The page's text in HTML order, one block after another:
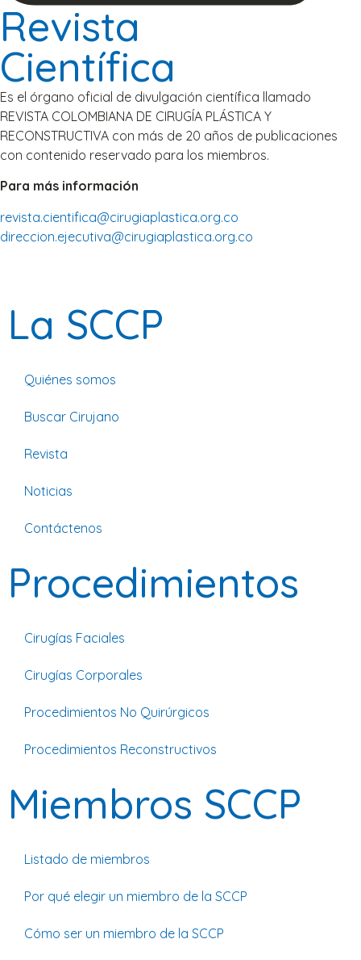
Revista
Científica
Es el órgano oficial de divulgación científica llamado
REVISTA COLOMBIANA DE CIRUGÍA PLÁSTICA Y
RECONSTRUCTIVA con más de 20 años de publicaciones
con contenido reservado para los miembros.
Para más información
revista.cientifica@cirugiaplastica.org.co
direccion.ejecutiva@cirugiaplastica.org.co
La SCCP
Quiénes somos
Buscar Cirujano
Revista
Noticias
Contáctenos
Procedimientos
Cirugías Faciales
Cirugías Corporales
Procedimientos No Quirúrgicos
Procedimientos Reconstructivos
Miembros SCCP
Listado de miembros
Por qué elegir un miembro de la SCCP
Cómo ser un miembro de la SCCP